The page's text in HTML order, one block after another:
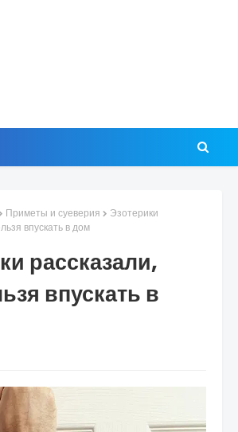
Приметы и суеверия
Эзотерики
впускать в дом
рассказали,
впускать в